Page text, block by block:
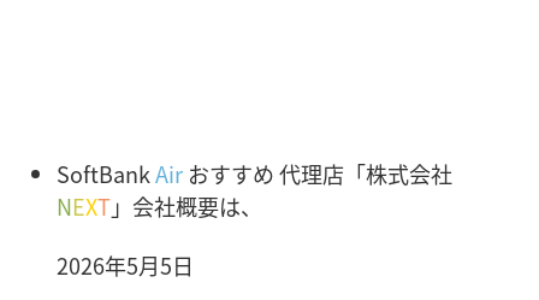
SoftBankAir おすすめ 代理店「株式会社
NEXT」会社概要は、
2026年5月5日